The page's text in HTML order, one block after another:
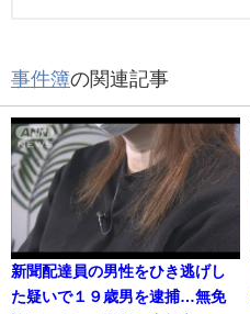
事件簿の関連記事
新聞配達員の男性をひき逃げし
た疑いで１９歳男を逮捕…無免